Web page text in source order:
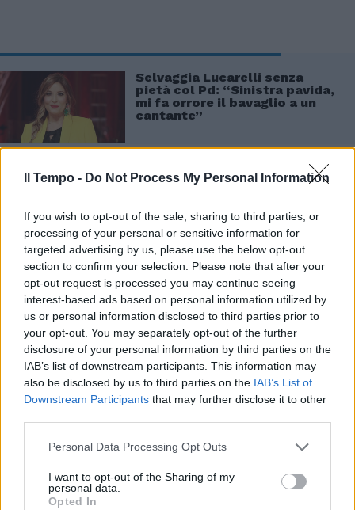
Il Tempo - Do Not Process My Personal Information
If you wish to opt-out of the sale, sharing to third parties, or
processing of your personal or sensitive information for
targeted advertising by us, please use the below opt-out
section to confirm your selection. Please note that after your
opt-out request is processed you may continue seeing
interest-based ads based on personal information utilized by
us or personal information disclosed to third parties prior to
your opt-out. You may separately opt-out of the further
disclosure of your personal information by third parties on the
IAB’s list of downstream participants. This information may
also be disclosed by us to third parties on the IAB’s List of
Downstream Participants that may further disclose it to other
Personal Data Processing Opt Outs
I want to opt-out of the Sharing of my
personal data.
Opted In
Selvaggia Lucarelli senza
pietà col Pd: “Sinistra pavida,
mi fa orrore il bavaglio a un
cantante”
A rincarare la dose anche Vladimir Luxuria
che cita in un post un verso di Tony Effe («Mi
dici che sono un tipo violento/ Però vieni solo
quando ti meno…») per poi sottolineare la
presa di posizione degli altri artisti:
«Mahmood e Mara Sattei decidono di non
partecipare al capodanno a Roma in
solidarietà contro il passo indietro del
Campidoglio sull’esibizione del trapper
romano. Emma e Giorgia parlano di censura».
omofobo, contro i disabili perché chi si
oppone a questo linguaggio viene tacciato di
censura. Si fanno gli interessi delle donne o
delle case discografiche?».